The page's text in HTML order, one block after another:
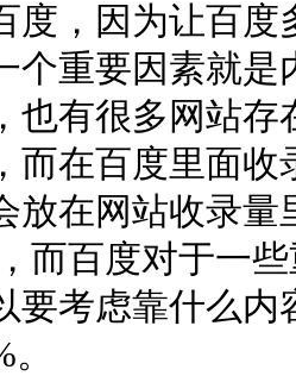
度，因为让百
个重要因素就
也有很多网站存
而在百度里面
放在网站收录
而百度对于一
要考虑靠什么